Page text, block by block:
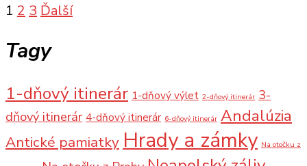
Stránkovanie
príspevkov
1 23Ďalší
Tagy
1-dňový itinerár 1-dňový výlet 2-dňový itinerár 3-
dňový itinerár 4-dňový itinerár 6-dňový itinerár Andalúzia
Antické pamiatky Hrady a zámky Na otočku z